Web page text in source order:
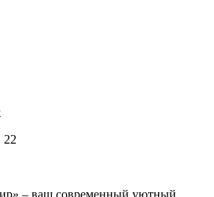
22
– ваш современный уютный